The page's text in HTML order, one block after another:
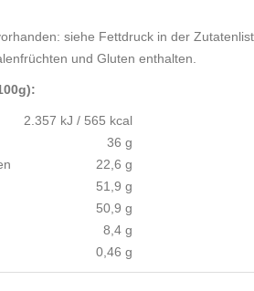
siehe Fettdruck in der
und Gluten enthalten.
2.357 kJ / 565 kcal
36 g
22,6 g
51,9 g
50,9 g
8,4 g
0,46 g